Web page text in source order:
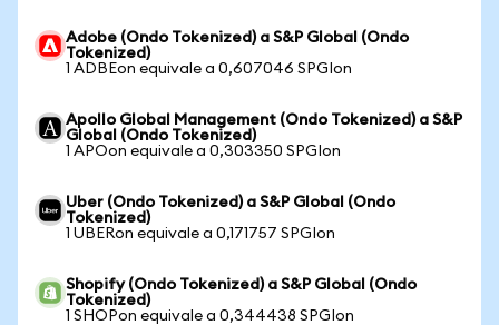
Adobe (Ondo Tokenized) a S&P Global (Ondo
Tokenized)
1 ADBEon equivale a 0,607046 SPGIon
Apollo Global Management (Ondo Tokenized) a S&P
Global (Ondo Tokenized)
1 APOon equivale a 0,303350 SPGIon
Uber (Ondo Tokenized) a S&P Global (Ondo
Tokenized)
1 UBERon equivale a 0,171757 SPGIon
Shopify (Ondo Tokenized) a S&P Global (Ondo
Tokenized)
1 SHOPon equivale a 0,344438 SPGIon